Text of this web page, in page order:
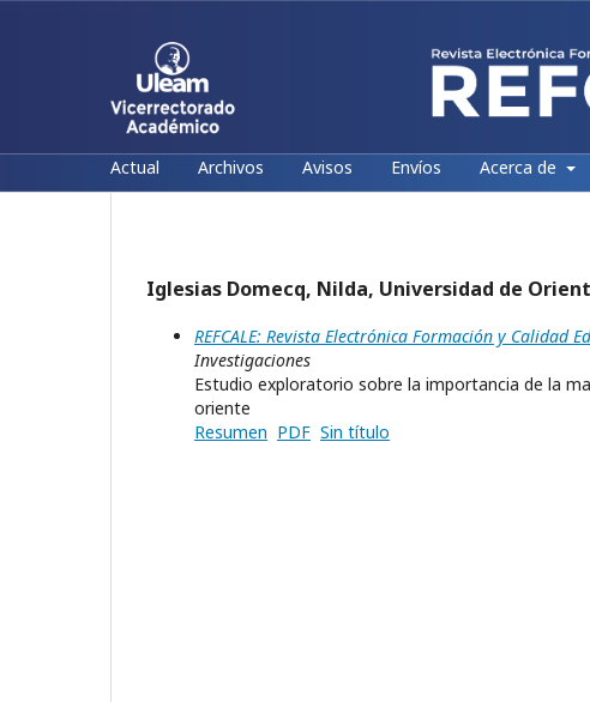
Actual Archivos Avisos Envíos Acerca de
Iglesias Domecq, Nilda, Universidad de
REFCALE: Revista Electrónica Formación y Calidad
Investigaciones
Estudio exploratorio sobre la importancia de la
oriente
Resumen PDF Sin título